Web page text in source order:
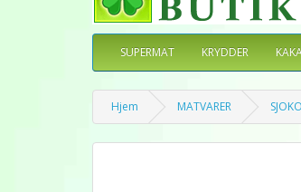
SUPERMAT KRYDDER
Hjem MATVARER